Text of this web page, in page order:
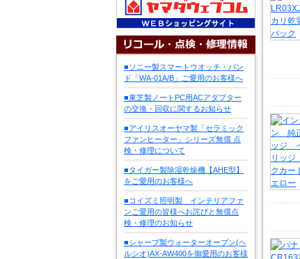
■ソニー製スマートウオッチ・バン
ド「WA-01A/B」ご愛用のお客様へ
■東芝製ノートPC用ACアダプター
の交換・回収に関するお知らせ
■アイリスオーヤマ製「セラミック
ファンヒーター」シリーズ無償 点
検・修理について
■タイガー製除湿乾燥機【AHE型】
をご愛用のお客様へ
■コイズミ照明製 インテリアファ
ンご愛用の皆様へお詫びと無償点
検・修理のお知らせ
■シャープ製ウォーターオーブン(ヘ
ルシオ)AX-AW400を御愛用のお客様